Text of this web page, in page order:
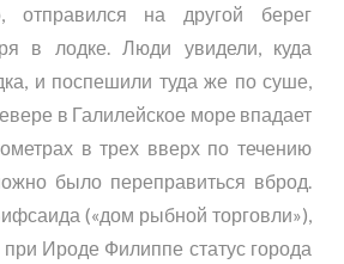
отправился на другой берег
в лодке. Люди увидели, куда
и поспешили туда же по суше,
в Галилейское море впадает
в трех вверх по течению
было переправиться вброд.
(«дом рыбной торговли»),
при Ироде Филиппе статус города